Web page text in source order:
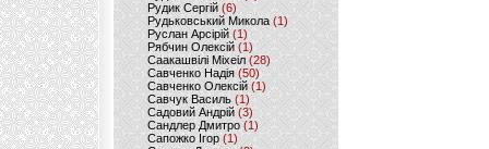
Рудик Сергій(6)
Рудьковський Микола (1)
Руслан Арсірій(1)
Рябчин Олексій (1)
Саакашвілі Міхеіл(28)
Савченко Надія (50)
Савченко Олексій(1)
Савчук Василь (1)
Садовий Андрій (3)
Сандлер Дмитро(1)
Сапожко Ігор(1)